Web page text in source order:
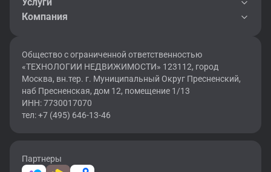
Компания
Общество с ограниченной ответственностью
«ТЕХНОЛОГИИ НЕДВИЖИМОСТИ» 123112, город
Москва, вн.тер. г. Муниципальный Округ Пресненский,
наб Пресненская, дом 12, помещение 1/13
ИНН: 7730017070
тел: +7 (495) 646-13-46
Партнеры